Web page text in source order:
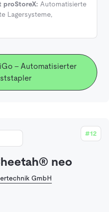
proStoreX: Automatisierte
Lagersysteme,
- Automatisierter
#12
neo
GmbH